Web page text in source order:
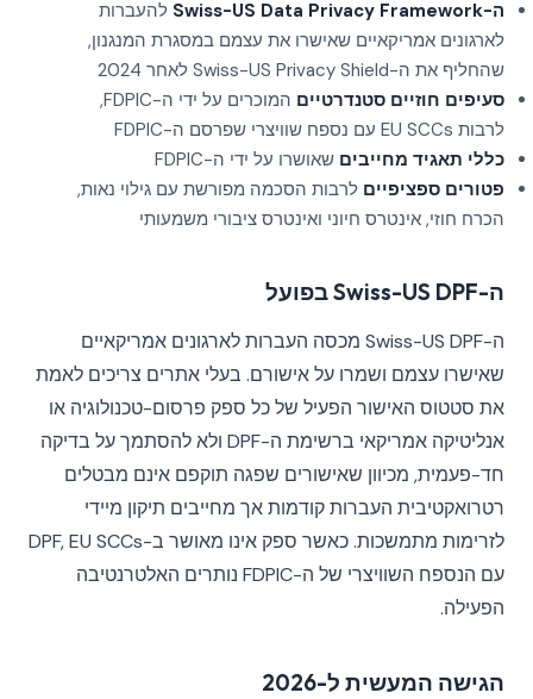
ה-Swiss-US Data Privacy Framework
להעברות
לארגונים אמריקאיים שאישרו את עצמם במסגרת המנגנון,
שהחליף את ה-Swiss-US Privacy Shield לאחר 2024
סעיפים חוזיים סטנדרטיים
המוכרים על ידי ה-FDPIC,
לרבות EU SCCs עם נספח שוויצרי שפרסם ה-FDPIC
כללי תאגיד מחייבים שאושרו על ידי ה-FDPIC
פטורים ספציפיים לרבות הסכמה מפורשת עם גילוי נאות,
הכרח חוזי, אינטרס חיוני ואינטרס ציבורי משמעותי
ה-Swiss-US DPF בפועל
ה-Swiss-US DPF מכסה העברות לארגונים אמריקאיים
שאישרו עצמם ושמרו על אישורם. בעלי אתרים צריכים לאמת
את סטטוס האישור הפעיל של כל ספק פרסום-טכנולוגיה או
אנליטיקה אמריקאי ברשימת ה-DPF ולא להסתמך על בדיקה
חד-פעמית, מכיוון שאישורים שפגה תוקפם אינם מבטלים
רטרואקטיבית העברות קודמות אך מחייבים תיקון מיידי
לזרימות מתמשכות. כאשר ספק אינו מאושר ב-DPF, EU SCCs
עם הנספח השוויצרי של ה-FDPIC נותרים האלטרנטיבה
הפעילה.
הגישה המעשית ל-2026